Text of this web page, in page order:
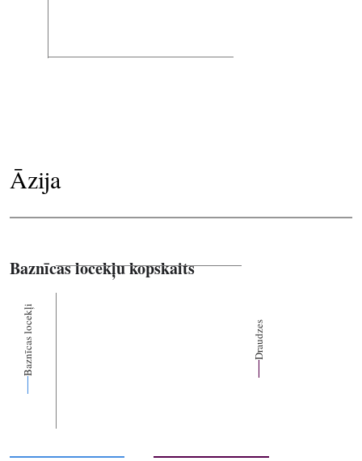
Āzija
Baznīcas locekļu kopskaits
Baznīcas locekļi Draudzes